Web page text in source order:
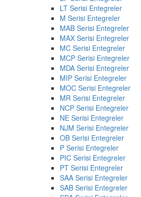
LT Serisi Entegreler
M Serisi Entegreler
MAB Serisi Entegreler
MAX Serisi Entegreler
MC Serisi Entegreler
MCP Serisi Entegreler
MDA Serisi Entegreler
MIP Serisi Entegreler
MOC Serisi Entegreler
MR Serisi Entegreler
NCP Serisi Entegreler
NE Serisi Entegreler
NJM Serisi Entegreler
OB Serisi Entegreler
P Serisi Entegreler
PIC Serisi Entegreler
PT Serisi Entegreler
SAA Serisi Entegreler
SAB Serisi Entegreler